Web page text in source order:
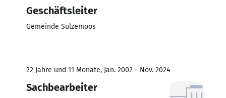
Geschäftsleiter
Gemeinde Sulzemoos
22 Jahre und 11 Monate, Jan. 2002 - Nov. 2024
Sachbearbeiter